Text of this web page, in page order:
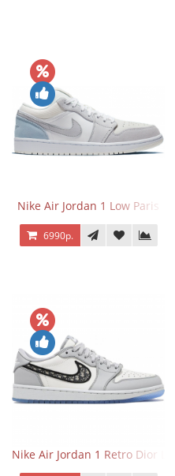
Nike Air Jordan 1 Low Paris
6990р.
Nike Air Jordan 1 Retro Dior Low